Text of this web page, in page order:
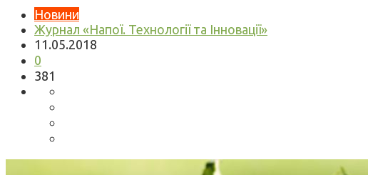
Новини
Журнал «Напої. Технології та Інновації»
11.05.2018
0
381